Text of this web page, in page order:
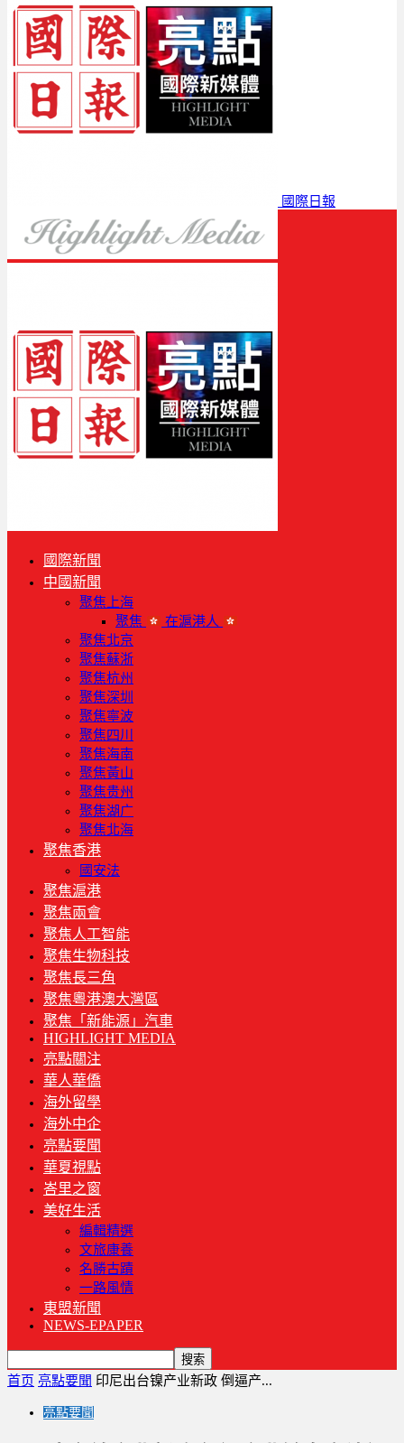
國際日報
國際新聞
中國新聞
聚焦上海
聚焦
在滬港人
聚焦北京
聚焦蘇浙
聚焦杭州
聚焦深圳
聚焦寧波
聚焦四川
聚焦海南
聚焦黃山
聚焦贵州
聚焦湖广
聚焦北海
聚焦香港
國安法
聚焦滬港
聚焦兩會
聚焦人工智能
聚焦生物科技
聚焦長三角
聚焦粵港澳大灣區
聚焦「新能源」汽車
HIGHLIGHT MEDIA
亮點關注
華人華僑
海外留學
海外中企
亮點要聞
華夏視點
峇里之窗
美好生活
編輯精選
文旅康養
名勝古蹟
一路風情
東盟新聞
NEWS-EPAPER
首页 亮點要聞 印尼出台镍产业新政 倒逼产...
亮點要聞